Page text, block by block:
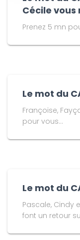
Cécile
Prenez 5 mn
Le mot du
Françoise,
pour vous...
Le mot du
Pascale, Cindy
font un retour